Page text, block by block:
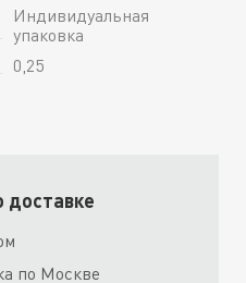
Индивидуальная
упаковка
0,25
по Москве